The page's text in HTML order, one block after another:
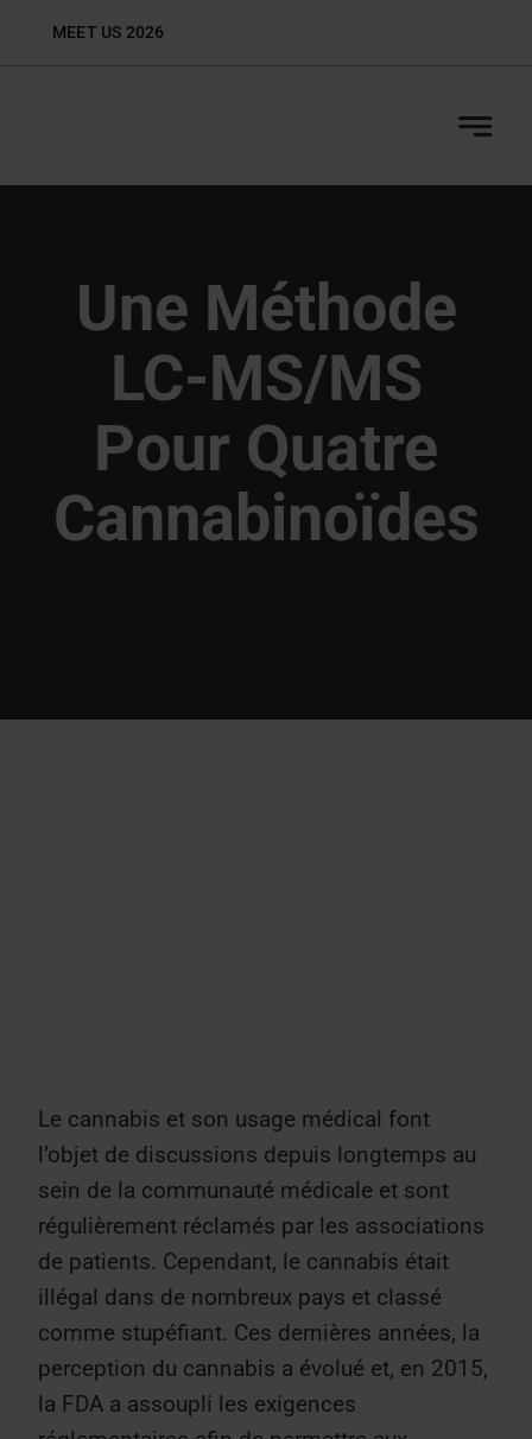
MEET US 2026
Une Méthode
LC-MS/MS
Pour Quatre
Cannabinoïdes
Le cannabis et son usage médical font
l’objet de discussions depuis longtemps au
sein de la communauté médicale et sont
régulièrement réclamés par les associations
de patients. Cependant, le cannabis était
illégal dans de nombreux pays et classé
comme stupéfiant. Ces dernières années, la
perception du cannabis a évolué et, en 2015,
la FDA a assoupli les exigences